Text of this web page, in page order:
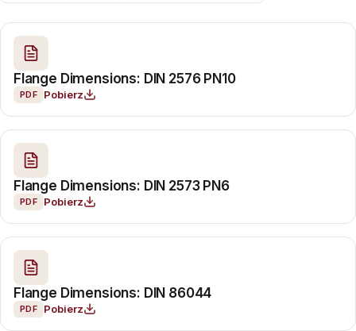
Flange Dimensions: DIN 2576 PN10
PDF Pobierz
Flange Dimensions: DIN 2573 PN6
PDF Pobierz
Flange Dimensions: DIN 86044
PDF Pobierz